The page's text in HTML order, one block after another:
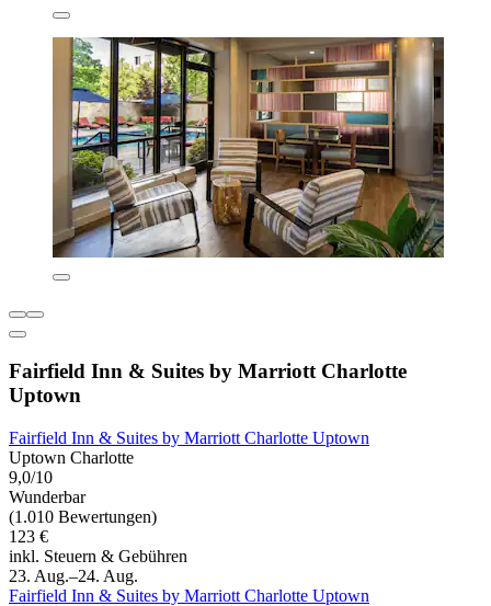
Fairfield Inn & Suites by Marriott Charlotte
Uptown
Fairfield Inn & Suites by Marriott Charlotte Uptown
Uptown Charlotte
9,0/10
Wunderbar
(1.010 Bewertungen)
123 €
inkl. Steuern & Gebühren
23. Aug.–24. Aug.
Fairfield Inn & Suites by Marriott Charlotte Uptown